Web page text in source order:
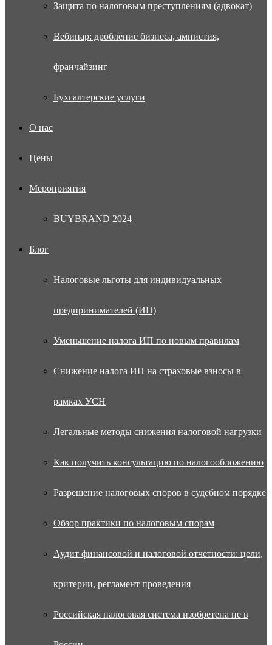
Защита по налоговым преступлениям (адвокат)
Вебинар: дробление бизнеса, амнистия,
франчайзинг
Бухгалтерские услуги
О нас
Цены
Мероприятия
BUYBRAND 2024
Блог
Налоговые льготы для индивидуальных
предпринимателей (ИП)
Уменьшение налога ИП по новым правилам
Снижение налога ИП на страховые взносы в
рамках УСН
Легальные методы снижения налоговой нагрузки
Как получить консультацию по налогообложению
Разрешение налоговых споров в судебном порядке
Обзор практики по налоговым спорам
Аудит финансовой и налоговой отчетности: цели,
критерии, регламент проведения
Российская налоговая система изобретена не в